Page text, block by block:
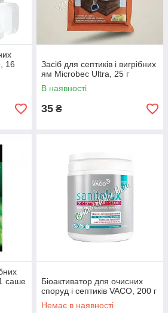
16
Засіб для септиків і вигрібних
ям Microbec Ultra, 25 г
В наявності
35 ₴
саше
Біоактиватор для очисних
споруд і септиків VACO, 200 г
Немає в наявності